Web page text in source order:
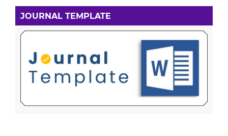
JOURNAL TEMPLATE